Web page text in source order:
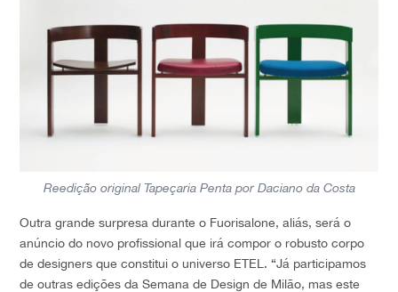
Reedição original Tapeçaria Penta por Daciano da Costa
Outra grande surpresa durante o Fuorisalone, aliás, será o
anúncio do novo profissional que irá compor o robusto corpo
de designers que constitui o universo ETEL. “Já participamos
de outras edições da Semana de Design de Milão, mas este